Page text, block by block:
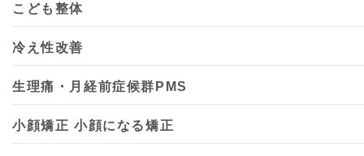
こども整体
冷え性改善
生理痛・月経前症候群PMS
小顔矯正 小顔になる矯正